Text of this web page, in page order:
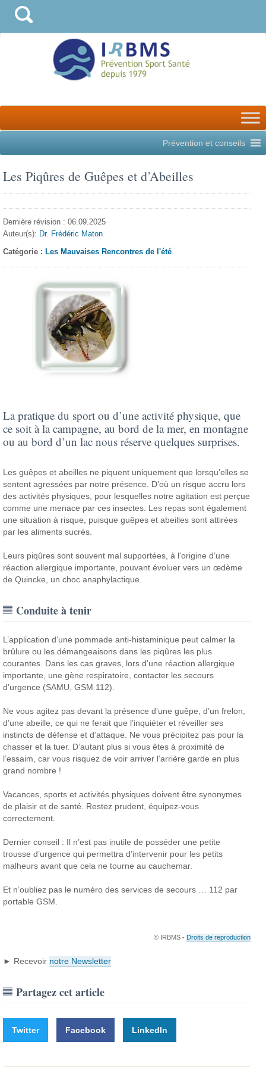
Prévention et conseils
Les Piqûres de Guêpes et d’Abeilles
Dernière révision : 06.09.2025
Auteur(s): Dr. Frédéric Maton
Catégorie : Les Mauvaises Rencontres de l'été
La pratique du sport ou d’une activité physique, que
ce soit à la campagne, au bord de la mer, en montagne
ou au bord d’un lac nous réserve quelques surprises.
Les guêpes et abeilles ne piquent uniquement que lorsqu’elles se
sentent agressées par notre présence. D’où un risque accru lors
des activités physiques, pour lesquelles notre agitation est perçue
comme une menace par ces insectes. Les repas sont également
une situation à risque, puisque guêpes et abeilles sont attirées
par les aliments sucrés.
Leurs piqûres sont souvent mal supportées, à l’origine d’une
réaction allergique importante, pouvant évoluer vers un œdème
de Quincke, un choc anaphylactique.
Conduite à tenir
L’application d’une pommade anti-histaminique peut calmer la
brûlure ou les démangeaisons dans les piqûres les plus
courantes. Dans les cas graves, lors d’une réaction allergique
importante, une gène respiratoire, contacter les secours
d’urgence (SAMU, GSM 112).
Ne vous agitez pas devant la présence d’une guêpe, d’un frelon,
d’une abeille, ce qui ne ferait que l’inquiéter et réveiller ses
instincts de défense et d’attaque. Ne vous précipitez pas pour la
chasser et la tuer. D’autant plus si vous êtes à proximité de
l’essaim, car vous risquez de voir arriver l’arrière garde en plus
grand nombre !
Vacances, sports et activités physiques doivent être synonymes
de plaisir et de santé. Restez prudent, équipez-vous
correctement.
Dernier conseil : Il n’est pas inutile de posséder une petite
trousse d’urgence qui permettra d’intervenir pour les petits
malheurs avant que cela ne tourne au cauchemar.
Et n’oubliez pas le numéro des services de secours … 112 par
portable GSM.
© IRBMS - Droits de reproduction
► Recevoir notre Newsletter
Partagez cet article
Twitter Facebook LinkedIn